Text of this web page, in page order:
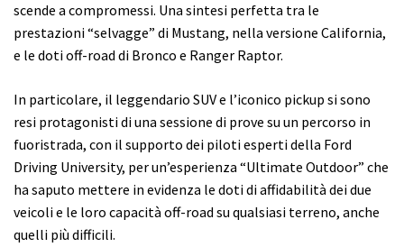
scende a compromessi. Una sintesi perfetta tra le
prestazioni “selvagge” di Mustang, nella versione California,
e le doti off-road di Bronco e Ranger Raptor.
In particolare, il leggendario SUV e l’iconico pickup si sono
resi protagonisti di una sessione di prove su un percorso in
fuoristrada, con il supporto dei piloti esperti della Ford
Driving University, per un’esperienza “Ultimate Outdoor” che
ha saputo mettere in evidenza le doti di affidabilità dei due
veicoli e le loro capacità off-road su qualsiasi terreno, anche
quelli più difficili.